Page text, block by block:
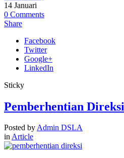
14 Januari
0 Comments
Share
Facebook
Twitter
Google+
LinkedIn
Sticky
Pemberhentian
Posted byAdmin DSLA
inArticle